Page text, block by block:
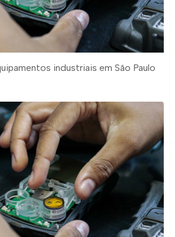
industriais em São Paulo